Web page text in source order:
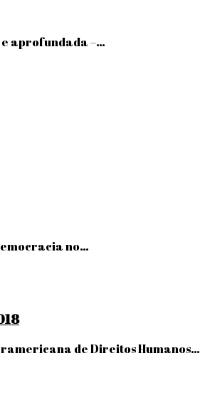
e aprofundada –…
no…
de Direitos Humanos…